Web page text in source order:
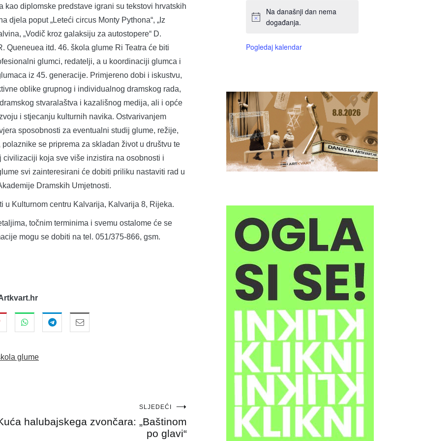
diplomske predstave igrani su tekstovi hrvatskih
djela poput „Leteći circus Monty Pythona“, „Iz
„Vodič kroz galaksiju za autostopere“ D.
Queneuea itd. 46. škola glume Ri Teatra će biti
glumci, redatelji, a u koordinaciji glumca i
iz 45. generacije. Primjereno dobi i iskustvu,
oblike grupnog i individualnog dramskog rada,
stvaralaštva i kazališnog medija, ali i opće
i stjecanju kulturnih navika. Ostvarivanjem
sposobnosti za eventualni studij glume, režije,
se priprema za skladan život u društvu te
koja sve više inzistira na osobnosti i
svi zainteresirani će dobiti priliku nastaviti rad u
Dramskih Umjetnosti.
u Kulturnom centru Kalvarija, Kalvarija 8, Rijeka.
točnim terminima i svemu ostalome će se
mogu se dobiti na tel. 051/375-866, gsm.
glume
SLJEDEĆI
halubajskega zvončara: „Baštinom
po glavi“
Na današnji dan nema
događanja.
Pogledaj kalendar